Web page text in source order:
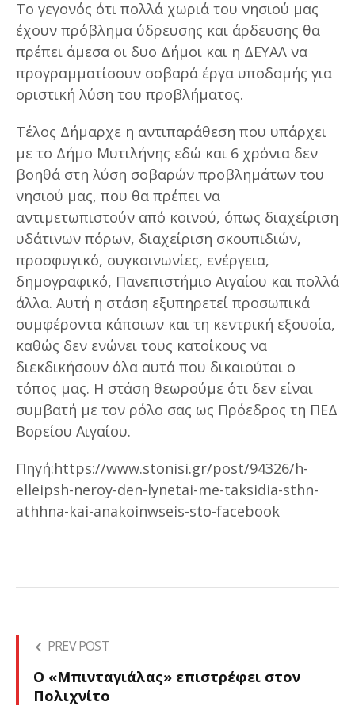
Το γεγονός ότι πολλά χωριά του νησιού μας
έχουν πρόβλημα ύδρευσης και άρδευσης θα
πρέπει άμεσα οι δυο Δήμοι και η ΔΕΥΑΛ να
προγραμματίσουν σοβαρά έργα υποδομής για
οριστική λύση του προβλήματος.
Τέλος Δήμαρχε η αντιπαράθεση που υπάρχει
με το Δήμο Μυτιλήνης εδώ και 6 χρόνια δεν
βοηθά στη λύση σοβαρών προβλημάτων του
νησιού μας, που θα πρέπει να
αντιμετωπιστούν από κοινού, όπως διαχείριση
υδάτινων πόρων, διαχείριση σκουπιδιών,
προσφυγικό, συγκοινωνίες, ενέργεια,
δημογραφικό, Πανεπιστήμιο Αιγαίου και πολλά
άλλα. Αυτή η στάση εξυπηρετεί προσωπικά
συμφέροντα κάποιων και τη κεντρική εξουσία,
καθώς δεν ενώνει τους κατοίκους να
διεκδικήσουν όλα αυτά που δικαιούται ο
τόπος μας. Η στάση θεωρούμε ότι δεν είναι
συμβατή με τον ρόλο σας ως Πρόεδρος τη ΠΕΔ
Βορείου Αιγαίου.
Πηγή:https://www.stonisi.gr/post/94326/h-
elleipsh-neroy-den-lynetai-me-taksidia-sthn-
athhna-kai-anakoinwseis-sto-facebook
PREV POST
Ο «Μπινταγιάλας» επιστρέφει στον
Πολιχνίτο